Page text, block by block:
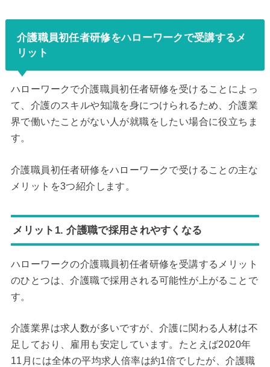
介護職員初任者研修をハローワークで受講するメ
リット
ハローワークで介護職員初任者研修を受けることによっ
て、介護のスキルや知識を身につけられるため、介護業
界で働いたことがない人が就職をしたい場合に役立ちま
す。
介護職員初任者研修をハローワークで受けることの主な
メリットを3つ紹介します。
メリット1. 介護職で採用されやすくなる
ハローワークの介護職員初任者研修を受講するメリット
のひとつは、介護職で採用される可能性が上がることで
す。
介護業界は求人数が多いですが、介護に関わる人材は不
足しており、雇用も安定しています。たとえば2020年
11月には全体の平均求人倍率は約1倍でしたが、介護職